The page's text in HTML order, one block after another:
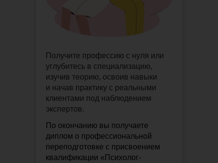
Получите профессию с нуля или
углубитесь в специализацию,
изучив теорию, освоив навыки
и начав практику с реальными
клиентами под наблюдением
экспертов.
По окончанию вы получаете
диплом о профессиональной
переподготовке с присвоением
квалификации «Психолог-